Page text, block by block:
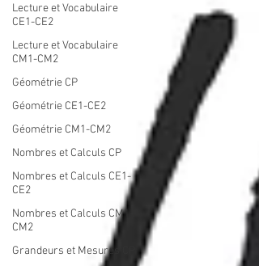
Lecture et Vocabulaire
CE1-CE2
Lecture et Vocabulaire
CM1-CM2
Géométrie CP
Géométrie CE1-CE2
Géométrie CM1-CM2
Nombres et Calculs CP
Nombres et Calculs CE1-
CE2
Nombres et Calculs CM1-
CM2
Grandeurs et Mesures CP